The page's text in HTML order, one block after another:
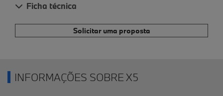
Ficha técnica
Solicitar uma proposta
INFORMAÇÕES SOBRE X5